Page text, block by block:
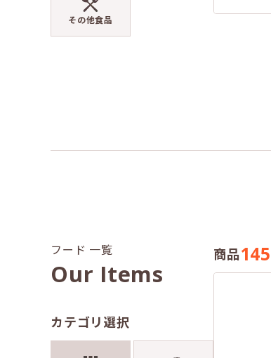
その他食品
フード 一覧
Our Items
カテゴリ選択
商品145